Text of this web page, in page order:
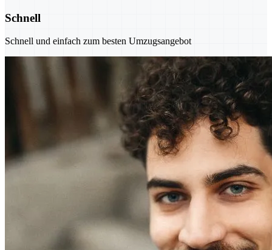
Schnell
Schnell und einfach zum besten Umzugsangebot